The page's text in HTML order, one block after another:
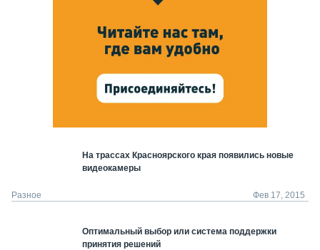
На трассах Красноярского края появились новые
видеокамеры
Разное Фев 17, 2015
Оптимальный выбор или система поддержки
принятия решений